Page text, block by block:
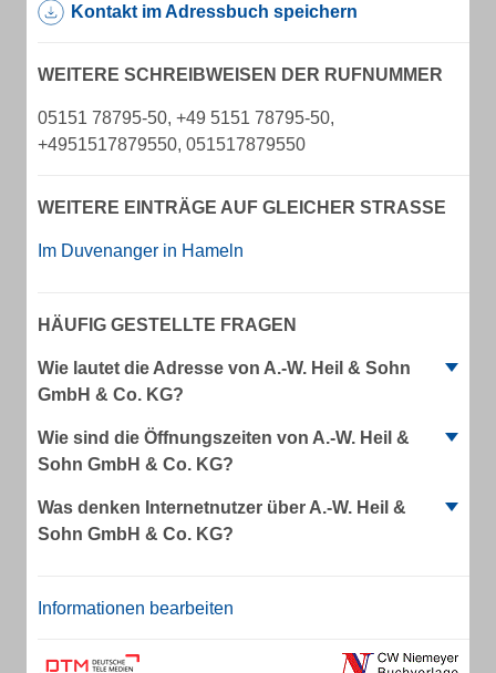
Kontakt im Adressbuch speichern
WEITERE SCHREIBWEISEN DER RUFNUMMER
05151 78795-50, +49 5151 78795-50,
+4951517879550, 051517879550
WEITERE EINTRÄGE AUF GLEICHER STRASSE
Im Duvenanger in Hameln
HÄUFIG GESTELLTE FRAGEN
Wie lautet die Adresse von A.-W. Heil & Sohn
GmbH & Co. KG?
Wie sind die Öffnungszeiten von A.-W. Heil &
Sohn GmbH & Co. KG?
Was denken Internetnutzer über A.-W. Heil &
Sohn GmbH & Co. KG?
Informationen bearbeiten